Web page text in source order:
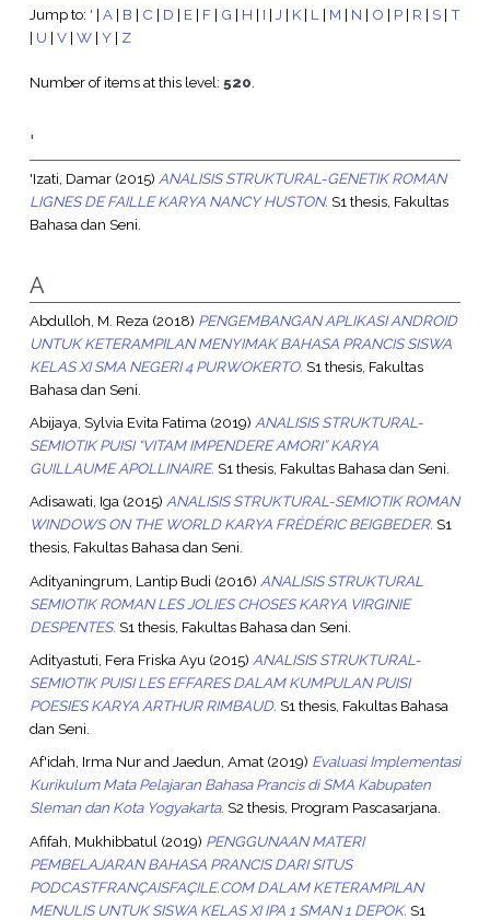
Jump to: ' | A| B | C | D | E| F| G | H | I | J | K| L | M | N | O | P| R | S| T
| U | V| W| Y| Z
Number of items at this level: 520
'
'Izati, Damar(2015) ANALISIS STRUKTURAL-GENETIK ROMAN
LIGNES DE FAILLE KARYA NANCY HUSTON. S1 thesis, Fakultas
Bahasa dan Seni.
A
Abdulloh, M. Reza (2018) PENGEMBANGAN APLIKASI ANDROID
UNTUK KETERAMPILAN MENYIMAK BAHASA PRANCIS SISWA
KELAS XI SMA NEGERI 4 PURWOKERTO. S1 thesis, Fakultas
Bahasa dan Seni.
Abijaya, Sylvia Evita Fatima (2019) ANALISIS STRUKTURAL-
SEMIOTIK PUISI “VITAM IMPENDERE AMORI” KARYA
GUILLAUME APOLLINAIRE. S1 thesis, Fakultas Bahasa dan Seni.
Adisawati, Iga(2015) ANALISIS STRUKTURAL-SEMIOTIK ROMAN
WINDOWS ON THE WORLD KARYA FRÉDÉRIC BEIGBEDER. S1
thesis, Fakultas Bahasa dan Seni.
Adityaningrum, Lantip Budi (2016) ANALISIS STRUKTURAL
SEMIOTIK ROMAN LES JOLIES CHOSES KARYA VIRGINIE
DESPENTES. S1 thesis, Fakultas Bahasa dan Seni.
Adityastuti, Fera Friska Ayu (2015) ANALISIS STRUKTURAL-
SEMIOTIK PUISI LES EFFARES DALAM KUMPULAN PUISI
POESIES KARYA ARTHUR RIMBAUD. S1 thesis, Fakultas Bahasa
dan Seni.
Af'idah, Irma NurandJaedun, Amat(2019) Evaluasi Implementasi
Kurikulum Mata Pelajaran Bahasa Prancis di SMA Kabupaten
Sleman dan Kota Yogyakarta. S2 thesis, Program Pascasarjana.
Afifah, Mukhibbatul (2019) PENGGUNAAN MATERI
PEMBELAJARAN BAHASA PRANCIS DARI SITUS
PODCASTFRANÇAISFAÇILE.COM DALAM KETERAMPILAN
MENULIS UNTUK SISWA KELAS XI IPA 1 SMAN 1 DEPOK. S1